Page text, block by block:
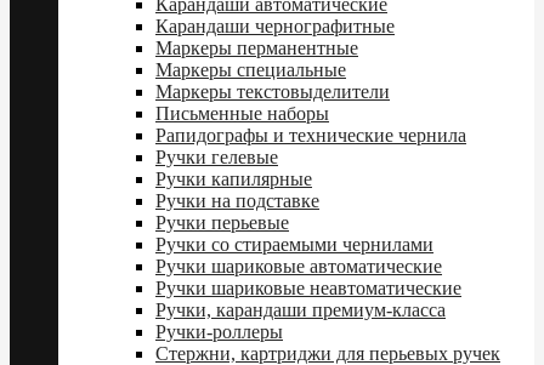
Карандаши чернографитные
Маркеры перманентные
Маркеры специальные
Маркеры текстовыделители
Письменные наборы
Рапидографы и технические чернила
Ручки гелевые
Ручки капилярные
Ручки на подставке
Ручки перьевые
Ручки со стираемыми чернилами
Ручки шариковые автоматические
Ручки шариковые неавтоматические
Ручки, карандаши премиум-класса
Ручки-роллеры
Стержни, картриджи для перьевых ручек